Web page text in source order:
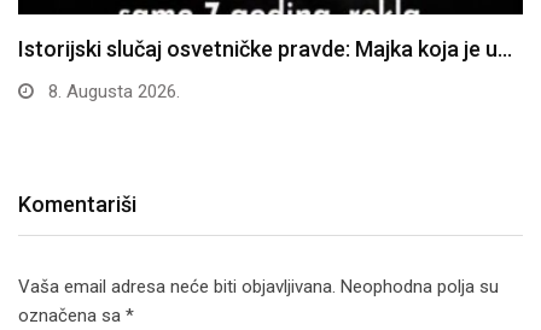
Istorijski slučaj osvetničke pravde: Majka koja je u…
8. Augusta 2026.
Komentariši
Vaša email adresa neće biti objavljivana. Neophodna polja su
označena sa *